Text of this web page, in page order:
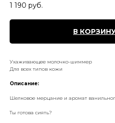
1 190 руб.
В
Ухаживающее молочко-шиммер
Для всех типов кожи
Описание:
Шелковое мерцание и аромат
Ты готова сиять?